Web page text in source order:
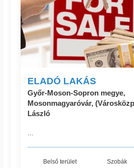
ELADÓ LAKÁS
Győr-Moson-Sopron megye,
Mosonmagyaróvár,
László
...
Belső terület Szobák